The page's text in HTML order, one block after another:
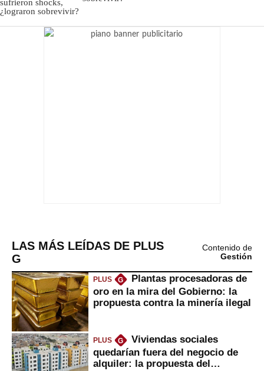
LAS MÁS LEÍDAS DE PLUS
G
Contenido de
Gestión
PLUS G
Plantas procesadoras de
oro en la mira del Gobierno: la
propuesta contra la minería ilegal
PLUS G
Viviendas sociales
quedarían fuera del negocio de
alquiler: la propuesta del